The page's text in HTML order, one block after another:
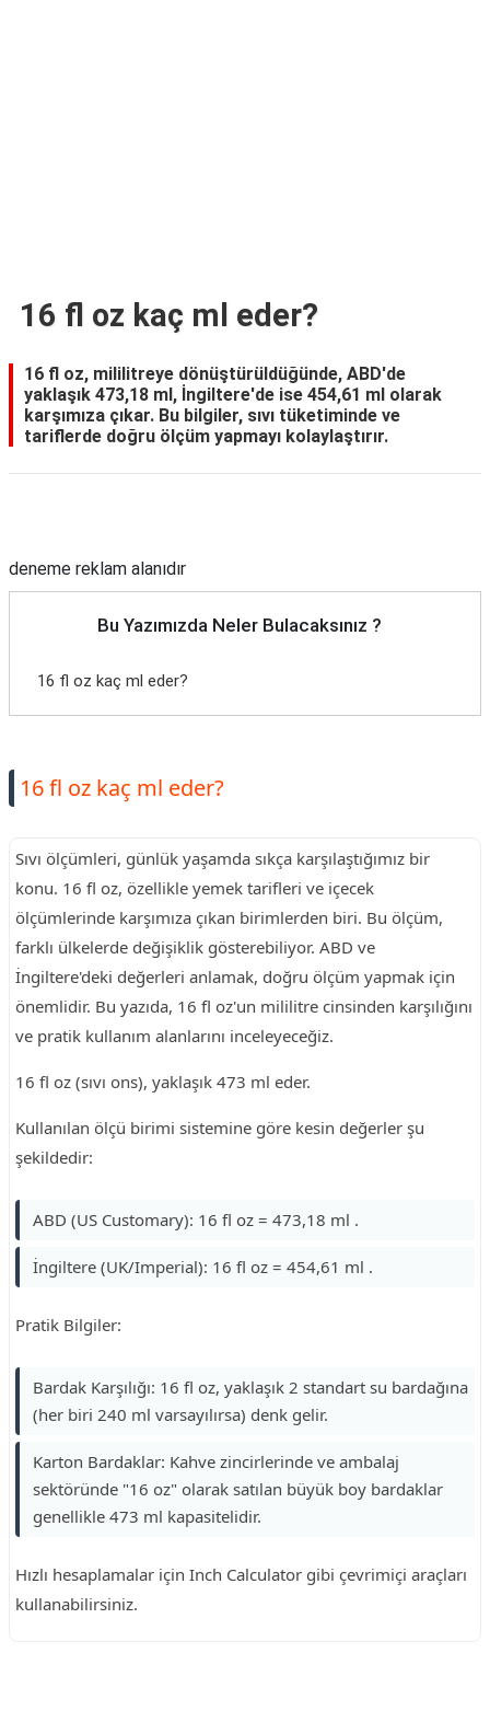
16 fl oz kaç ml eder?
16 fl oz, mililitreye dönüştürüldüğünde, ABD'de
yaklaşık 473,18 ml, İngiltere'de ise 454,61 ml olarak
karşımıza çıkar. Bu bilgiler, sıvı tüketiminde ve
tariflerde doğru ölçüm yapmayı kolaylaştırır.
deneme reklam alanıdır
Bu Yazımızda Neler Bulacaksınız ?
16 fl oz kaç ml eder?
16 fl oz kaç ml eder?
Sıvı ölçümleri, günlük yaşamda sıkça karşılaştığımız bir
konu. 16 fl oz, özellikle yemek tarifleri ve içecek
ölçümlerinde karşımıza çıkan birimlerden biri. Bu ölçüm,
farklı ülkelerde değişiklik gösterebiliyor. ABD ve
İngiltere'deki değerleri anlamak, doğru ölçüm yapmak için
önemlidir. Bu yazıda, 16 fl oz'un mililitre cinsinden karşılığını
ve pratik kullanım alanlarını inceleyeceğiz.
16 fl oz (sıvı ons), yaklaşık 473 ml eder.
Kullanılan ölçü birimi sistemine göre kesin değerler şu
şekildedir:
ABD (US Customary): 16 fl oz = 473,18 ml .
İngiltere (UK/Imperial): 16 fl oz = 454,61 ml .
Pratik Bilgiler:
Bardak Karşılığı: 16 fl oz, yaklaşık 2 standart su bardağına
(her biri 240 ml varsayılırsa) denk gelir.
Karton Bardaklar: Kahve zincirlerinde ve ambalaj
sektöründe "16 oz" olarak satılan büyük boy bardaklar
genellikle 473 ml kapasitelidir.
Hızlı hesaplamalar için Inch Calculator gibi çevrimiçi araçları
kullanabilirsiniz.